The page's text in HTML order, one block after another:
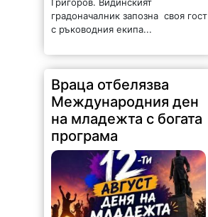
градоначалник запозна своя гост
с ръководния екипа...
Враца отбелязва
Международния ден
на младежта с богата
програма